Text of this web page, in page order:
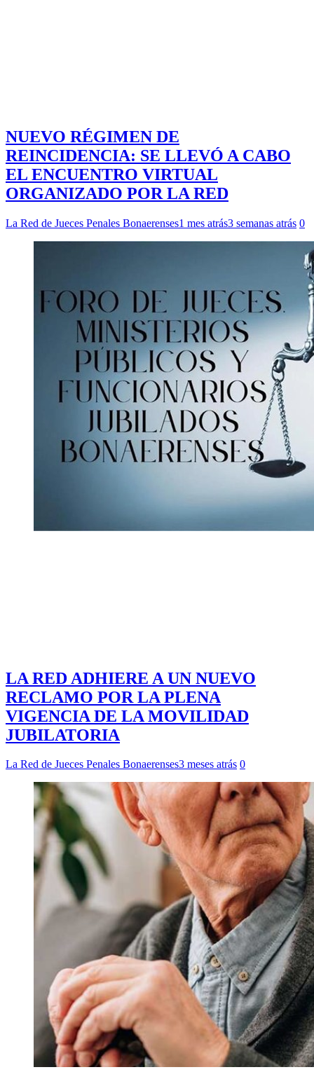
NUEVO RÉGIMEN DE
REINCIDENCIA: SE LLEVÓ A CABO
EL ENCUENTRO VIRTUAL
ORGANIZADO POR LA RED
La Red de Jueces Penales Bonaerenses1 mes atrás3 semanas atrás 0
LA RED ADHIERE A UN NUEVO
RECLAMO POR LA PLENA
VIGENCIA DE LA MOVILIDAD
JUBILATORIA
La Red de Jueces Penales Bonaerenses3 meses atrás 0